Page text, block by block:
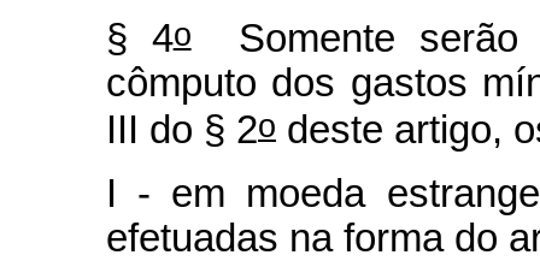
§ 4oSomente serão
cômputo dos gastos
III do § 2o deste artigo,
I - em moeda
efetuadas na forma do